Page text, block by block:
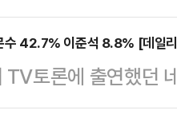
낮게 전망했다.조
전 서울 영등포구
대한 질문에 "보수
그었다 봐야 하는 것
42.7% 이준석 8.8% [데일
토론에 출연했던
명 더불어민주당